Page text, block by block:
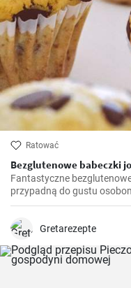
Ratować
Bezglutenowe babeczki
Fantastyczne
przypadną do gustu
Gretarezepte